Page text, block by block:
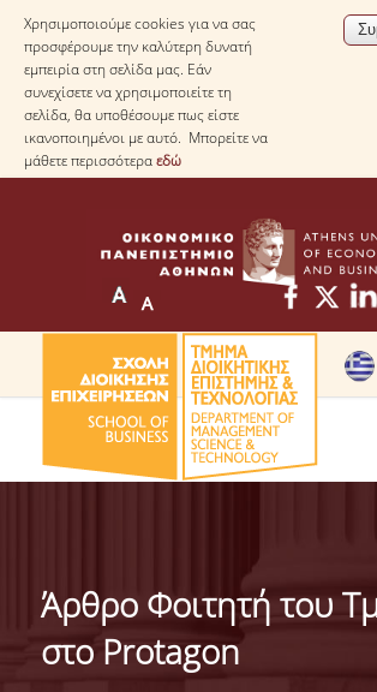
Χρησιμοποιούμε cookies για να σας
προσφέρουμε την καλύτερη δυνατή
εμπειρία στη σελίδα μας. Εάν
συνεχίσετε να χρησιμοποιείτε τη
σελίδα, θα υποθέσουμε πως είστε
ικανοποιημένοι με αυτό. Μπορείτε να
μάθετε περισσότεραεδώ
ΤΟ ΤΜΗΜΑ
ΤΑΥΤΟΤΗΤΑ ΤΟΥ ΤΜΗΜΑΤΟΣ
ΑΠΟΣΤΟΛΗ ΤΟΥ ΤΜΗΜΑΤΟΣ
ΔΙΟΙΚΗΣΗ ΤΟΥ ΤΜΗΜΑΤΟΣ
Άρθρο Φοιτητή του
στο Protagon